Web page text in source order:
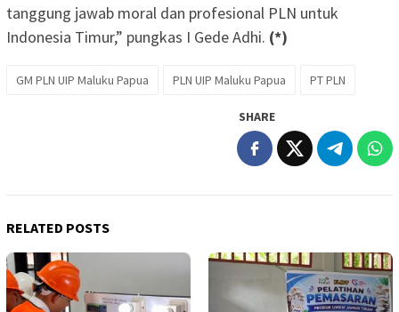
tanggung jawab moral dan profesional PLN untuk
Indonesia Timur,” pungkas I Gede Adhi. (*)
GM PLN UIP Maluku Papua PLN UIP Maluku Papua PT PLN
SHARE
RELATED POSTS